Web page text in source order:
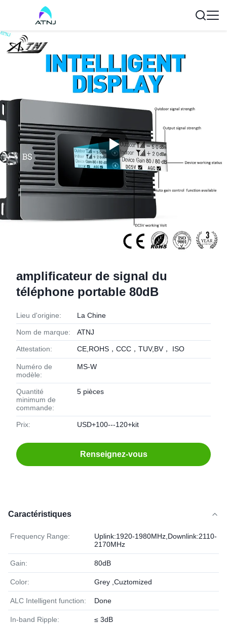
amplificateur de signal du
téléphone portable 80dB
Lieu d'origine: La Chine
Nom de marque: ATNJ
Attestation: CE,ROHS，CCC，TUV,BV， ISO
Numéro de
modèle:
MS-W
Quantité
minimum de
commande:
5 pièces
Prix: USD+100---120+kit
Renseignez-vous
Caractéristiques
Frequency Range:
Uplink:1920-1980MHz,Downlink:2110-
2170MHz
Gain: 80dB
Color: Grey ,Cuztomized
ALC Intelligent function: Done
In-band Ripple: ≤ 3dB